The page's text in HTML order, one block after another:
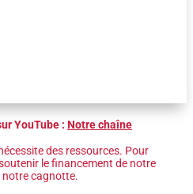
YouTube : Notre chaîne
des ressources. Pour
le financement de notre
notre cagnotte.